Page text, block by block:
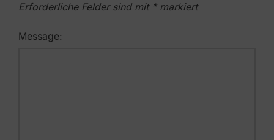
Erforderliche Felder sind mit *markiert
Message: